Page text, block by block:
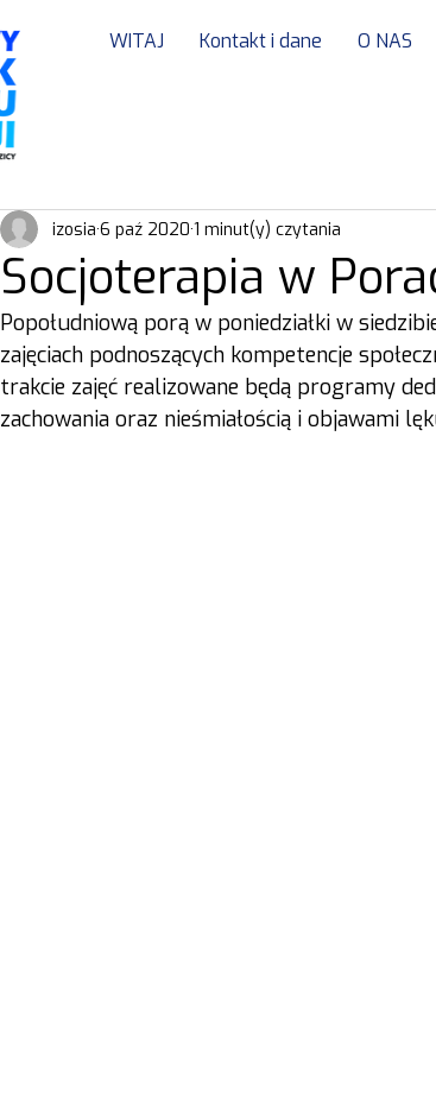
WITAJ Kontakt i dane O NAS
Socjoterapia w
izosia 6 paź 2020 1 minut(y) czytania
Popołudniową porą w poniedziałki w
zajęciach podnoszących kompetencje
trakcie zajęć realizowane będą programy
zachowania oraz nieśmiałością i objawami